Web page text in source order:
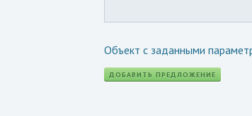
Объект с заданными
ДОБАВИТЬ ПРЕДЛОЖЕНИЕ